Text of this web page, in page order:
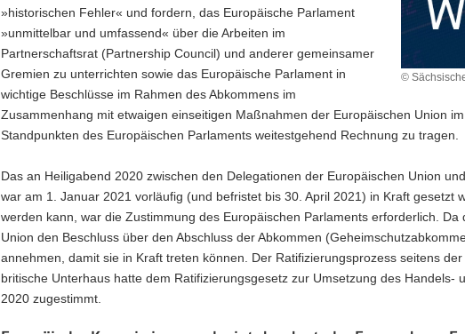
©
»historischen Fehler« und fordern, das Europäische Parlament
»unmittelbar und umfassend« über die Arbeiten im
Partnerschaftsrat (Partnership Council) und anderer gemeinsamer
Gremien zu unterrichten sowie das Europäische Parlament in
wichtige Beschlüsse im Rahmen des Abkommens im
Zusammenhang mit etwaigen einseitigen Maßnahmen der Europäischen Union
Standpunkten des Europäischen Parlaments weitestgehend Rechnung zu tragen.
Das an Heiligabend 2020 zwischen den Delegationen der Europäischen Union
war am 1. Januar 2021 vorläufig (und befristet bis 30. April 2021) in Kraft gesetzt
werden kann, war die Zustimmung des Europäischen Parlaments erforderlich.
Union den Beschluss über den Abschluss der Abkommen
annehmen, damit sie in Kraft treten können. Der Ratifizierungsprozess seitens
britische Unterhaus hatte dem Ratifizierungsgesetz zur Umsetzung des
2020 zugestimmt.